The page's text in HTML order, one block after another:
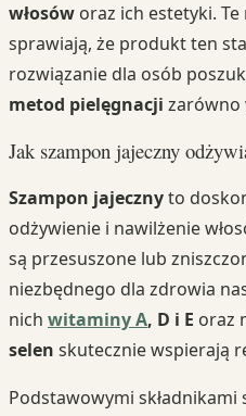
włosów oraz ich estetyki. Te
sprawiają, że produkt ten
rozwiązanie dla osób
metod pielęgnacji zarówno
Jak szampon jajeczny
Szampon jajecznyto
odżywienie i nawilżenie
są przesuszone lub
niezbędnego dla zdrowia
nich witaminy A, D i E oraz
selen skutecznie wspierają
Podstawowymi składnikami